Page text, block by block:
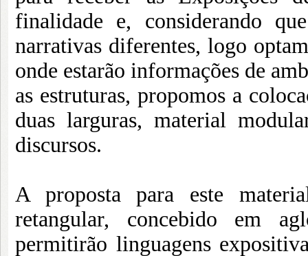
finalidade e, considerando
narrativas diferentes, logo
onde estarão informações de
as estruturas, propomos a
duas larguras, material
discursos.
A proposta para este
retangular, concebido em
permitirão linguagens